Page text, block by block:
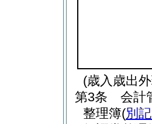
(歳入歳出
第3条
会計
整理簿(別